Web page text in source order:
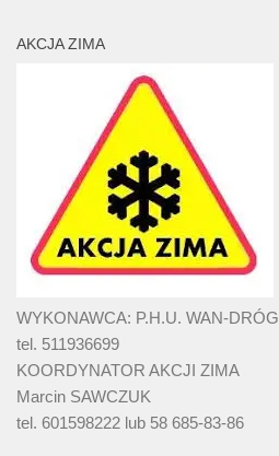
AKCJA ZIMA
WYKONAWCA: P.H.U. WAN-DRÓG
tel. 511936699
KOORDYNATOR AKCJI ZIMA
Marcin SAWCZUK
tel. 601598222 lub 58 685-83-86